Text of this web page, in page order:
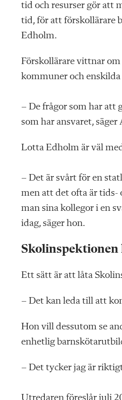
tid och resurser gör att
tid, för att förskollärare
Edholm.
Förskollärare vittnar
kommuner och
– De frågor som har att
som har ansvaret,
Lotta Edholm är väl
– Det är svårt för en
men att det ofta är tids-
man sina kollegor i en
idag, säger hon.
Skolinspektionen
Ett sätt är att låta
– Det kan leda till att
Hon vill dessutom se
enhetlig
– Det tycker jag är